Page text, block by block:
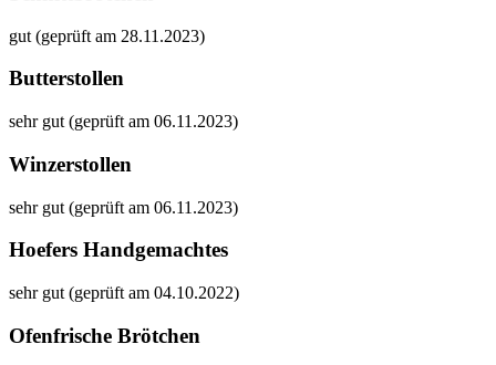
gut (geprüft am 28.11.2023)
Butterstollen
sehr gut (geprüft am 06.11.2023)
Winzerstollen
sehr gut (geprüft am 06.11.2023)
Hoefers Handgemachtes
sehr gut (geprüft am 04.10.2022)
Ofenfrische Brötchen